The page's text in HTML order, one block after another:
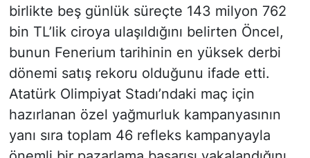
birlikte beş günlük süreçte 143 milyon 762
bin TL’lik ciroya ulaşıldığını belirten Öncel,
bunun Fenerium tarihinin en yüksek derbi
dönemi satış rekoru olduğunu ifade etti.
Atatürk Olimpiyat Stadı’ndaki maç için
hazırlanan özel yağmurluk kampanyasının
yanı sıra toplam 46 refleks kampanyayla